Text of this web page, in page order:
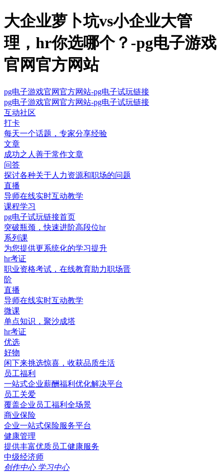
大企业萝卜坑vs小企业大管
理，hr你选哪个？-pg电子游戏
官网官方网站
pg电子游戏官网官方网站-pg电子试玩链接
pg电子游戏官网官方网站-pg电子试玩链接
互动社区
打卡
每天一个话题，专家分享经验
文章
成功之人善于常作文章
问答
探讨各种关于人力资源和职场的问题
直播
导师在线实时互动教学
课程学习
pg电子试玩链接首页
突破瓶颈，快速进阶高段位hr
系列课
为您提供更系统化的学习提升
hr考证
职业资格考试，在线教育助力职场晋
阶
直播
导师在线实时互动教学
微课
单点知识，聚沙成塔
hr考证
优选
好物
闲下来挑选惊喜，收获品质生活
员工福利
一站式企业薪酬福利优化解决平台
员工关爱
覆盖企业员工福利全场景
商业保险
企业一站式保险服务平台
健康管理
提供丰富优质员工健康服务
中级经济师
创作中心 学习中心